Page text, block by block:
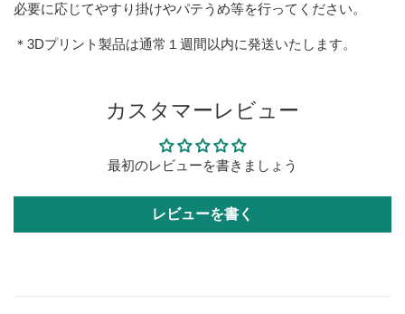
必要に応じてやすり掛けやパテうめ等を行ってください。
＊3Dプリント製品は通常１週間以内に発送いたします。
カスタマーレビュー
最初のレビューを書きましょう
レビューを書く